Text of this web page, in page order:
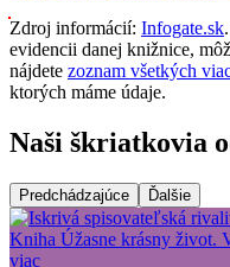
Zdroj informácií: Infogate.sk
evidencii danej knižnice,
nájdete zoznam všetkých
ktorých máme údaje.
Naši škriatkovia
Predchádzajúce Ďalšie